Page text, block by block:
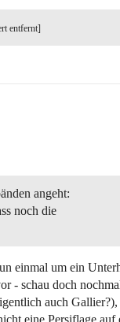
entfernt]
angeht:
noch die
einmal um ein
- schau doch
auch
eine Persiflage